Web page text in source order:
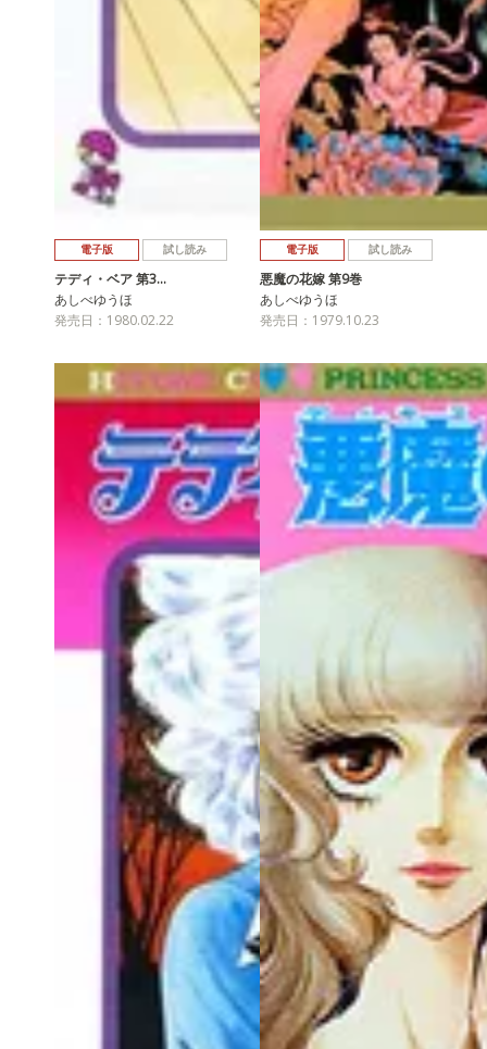
電子版 試し読み
テディ・ベア 第3…
あしべゆうほ
発売日：1980.02.22
電子版 試し読み
悪魔の花嫁 第9巻
あしべゆうほ
発売日：1979.10.23